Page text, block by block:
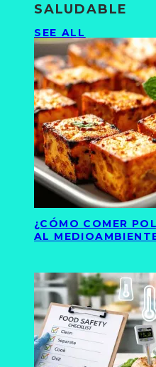
SALUDABLE
SEE ALL
¿CÓMO COMER
AL